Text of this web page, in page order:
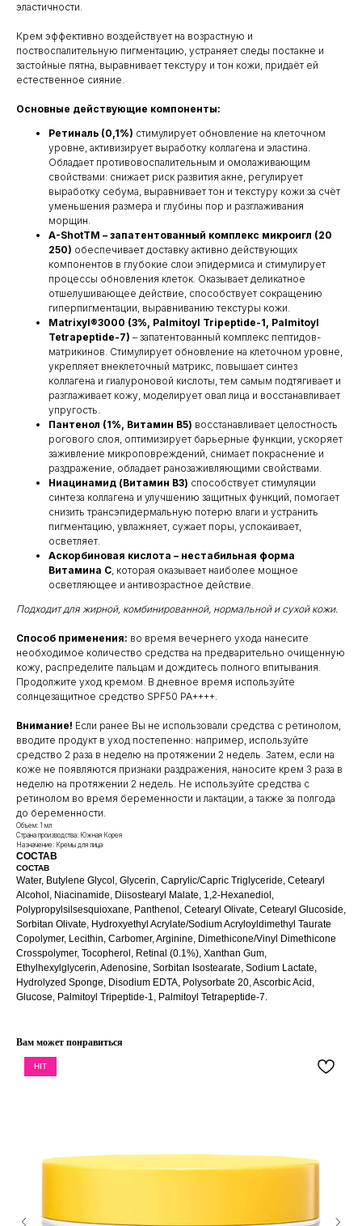
эластичности.
Крем эффективно воздействует на возрастную и
поствоспалительную пигментацию, устраняет следы постакне и
застойные пятна, выравнивает текстуру и тон кожи, придаёт ей
естественное сияние.
Основные действующие компоненты:
Ретиналь (0,1%) стимулирует обновление на клеточном
уровне, активизирует выработку коллагена и эластина.
Обладает противовоспалительным и омолаживающим
свойствами: снижает риск развития акне, регулирует
выработку себума, выравнивает тон и текстуру кожи за счёт
уменьшения размера и глубины пор и разглаживания
морщин.
A-ShotTM – запатентованный комплекс микроигл (20
250) обеспечивает доставку активно действующих
компонентов в глубокие слои эпидермиса и стимулирует
процессы обновления клеток. Оказывает деликатное
отшелушивающее действие, способствует сокращению
гиперпигментации, выравниванию текстуры кожи.
Matrixyl®3000 (3%, Palmitoyl Tripeptide-1, Palmitoyl
Tetrapeptide-7) – запатентованный комплекс пептидов-
матрикинов. Стимулирует обновление на клеточном уровне,
укрепляет внеклеточный матрикс, повышает синтез
коллагена и гиалуроновой кислоты, тем самым подтягивает и
разглаживает кожу, моделирует овал лица и восстанавливает
упругость.
Пантенол (1%, Витамин B5) восстанавливает целостность
рогового слоя, оптимизирует барьерные функции, ускоряет
заживление микроповреждений, снимает покраснение и
раздражение, обладает ранозаживляющими свойствами.
Ниацинамид (Витамин B3) способствует стимуляции
синтеза коллагена и улучшению защитных функций, помогает
снизить трансэпидермальную потерю влаги и устранить
пигментацию, увлажняет, сужает поры, успокаивает,
осветляет.
Аскорбиновая кислота – нестабильная форма
Витамина C, которая оказывает наиболее мощное
осветляющее и антивозрастное действие.
Подходит для жирной, комбинированной, нормальной и сухой кожи.
Способ применения: во время вечернего ухода нанесите
необходимое количество средства на предварительно очищенную
кожу, распределите пальцам и дождитесь полного впитывания.
Продолжите уход кремом. В дневное время используйте
солнцезащитное средство SPF50 PA++++.
Внимание! Если ранее Вы не использовали средства с ретинолом,
вводите продукт в уход постепенно: например, используйте
средство 2 раза в неделю на протяжении 2 недель. Затем, если на
коже не появляются признаки раздражения, наносите крем 3 раза в
неделю на протяжении 2 недель. Не используйте средства с
ретинолом во время беременности и лактации, а также за полгода
до беременности.
Объем: 1 мл
Страна производства: Южная Корея
Назначение: Кремы для лица
СОСТАВ
СОСТАВ
Water, Butylene Glycol, Glycerin, Caprylic/Capric Triglyceride, Cetearyl
Alcohol, Niacinamide, Diisostearyl Malate, 1,2-Hexanediol,
Polypropylsilsesquioxane, Panthenol, Cetearyl Olivate, Cetearyl Glucoside,
Sorbitan Olivate, Hydroxyethyl Acrylate/Sodium Acryloyldimethyl Taurate
Copolymer, Lecithin, Carbomer, Arginine, Dimethicone/Vinyl Dimethicone
Crosspolymer, Tocopherol, Retinal (0.1%), Xanthan Gum,
Ethylhexylglycerin, Adenosine, Sorbitan Isostearate, Sodium Lactate,
Hydrolyzed Sponge, Disodium EDTA, Polysorbate 20, Ascorbic Acid,
Glucose, Palmitoyl Tripeptide-1, Palmitoyl Tetrapeptide-7.
Вам может понравиться
HIT
+7 961 246-28-88
АДРЕСА
– Проспект Ленина, дом 6
г.Иваново
ОБЩИЕ КОНТАКТЫ
Мы ВКонтакте
КЛИЕНТАМ
Контакты
Оплата и доставка
Политика обработки
персональных данных
Публичная оферта
Бонусная программа